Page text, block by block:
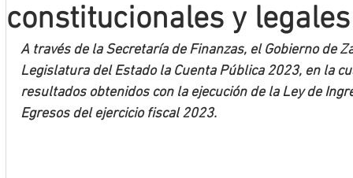
constitucionales y legales
A través de la Secretaría de Finanzas, el Gobierno de
Legislatura del Estado la Cuenta Pública 2023, en la
resultados obtenidos con la ejecución de la Ley de
Egresos del ejercicio fiscal 2023.